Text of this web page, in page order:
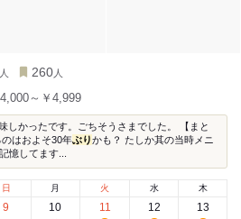
人 260 人
4,000～￥4,999
しかったです。ごちそうさまでした。 【まと
はおよそ30年ぶりかも？ たしか其の当時メニ
憶してます...
日
9
月
10
火
11
水
12
木
13